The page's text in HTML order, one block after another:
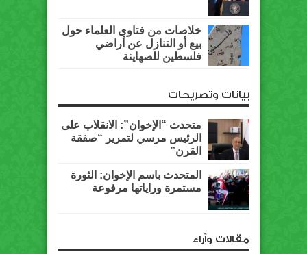
خلاصات من فتاوى العلماء حول
بيع أو التنازل عن أراضي
فلسطين للصهاينة
بيانات وتصريحات
متحدث “الإخوان”: الانقلاب على
الرئيس مرسي لتمرير “صفقة
القرن”
المتحدث باسم الإخوان: الثورة
مستمرة وراياتها مرفوعة
مقالات وآراء